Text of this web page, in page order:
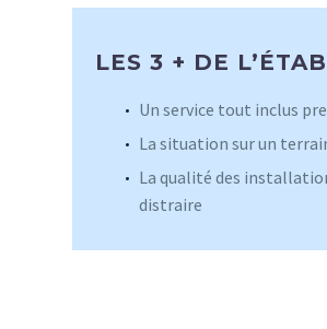
LES 3 + DE
Un service tout inclus
La situation sur un
La qualité des
distraire